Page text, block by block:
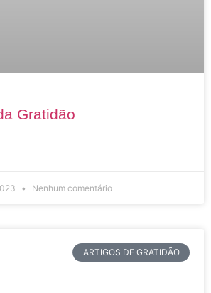
Gratidão
Nenhum comentário
ARTIGOS DE GRATIDÃO